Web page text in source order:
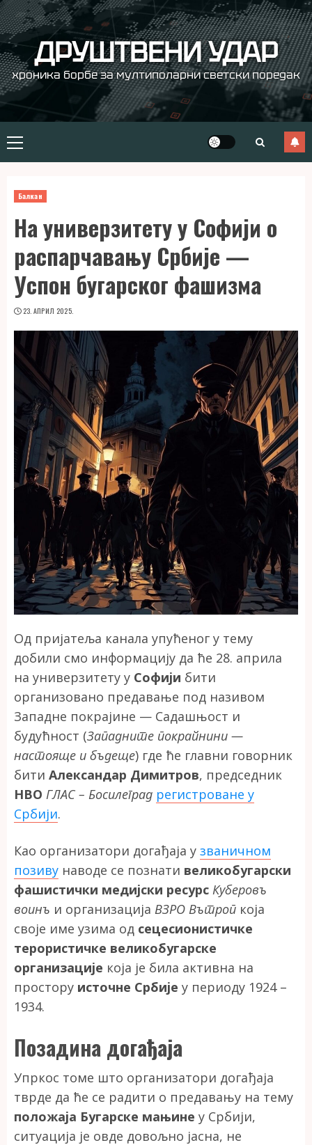
Skip
to
content ДРУШТВЕНИ УДАР
хроника борбе за мултиполарни светски поредак
Primary
Menu
Балкан
На универзитету у Софији о
распарчавању Србије —
Успон бугарског фашизма
23. АПРИЛ 2025.
Од пријатеља канала упућеног у тему
добили смо информацију да ће 28. априла
на универзитету у Софији бити
организовано предавање под називом
Западне покрајине — Садашњост и
будућност (Западните покрайнини —
настояще и бъдеще) где ће главни говорник
бити Александар Димитров, председник
НВО ГЛАС – Босилеград регистроване у
Србији.
Као организатори догађаја у званичном
позиву наводе се познати великобугарски
фашистички медијски ресурс Куберовъ
воинъ и организација ВЗРО Вътроп која
своје име узима од сецесионистичке
терористичке великобугарске
организације која је била активна на
простору источне Србије у периоду 1924 –
1934.
Позадина догађаја
Упркос томе што организатори догађаја
тврде да ће се радити о предавању на тему
положаја Бугарске мањине у Србији,
ситуација је овде довољно јасна, не